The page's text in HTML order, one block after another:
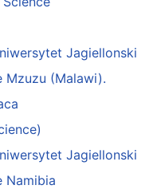
Jagiellonski
Mzuzu (Malawi).
Jagiellonski
Namibia